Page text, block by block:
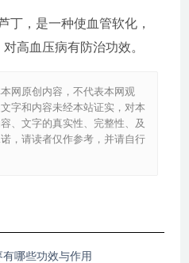
丁，是一种使血管软化，
高血压病有防治功效。
网原创内容，不代表本网观
字和内容未经本站证实，对本
、文字的真实性、完整性、及
，请读者仅作参考，并请自行
哪些功效与作用